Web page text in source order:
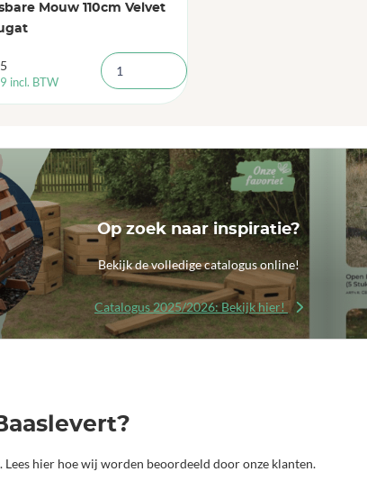
Mouw 110cm Velvet
incl. BTW
Op zoek naar inspiratie?
Bekijk de volledige catalogus online!
Catalogus 2025/2026: Bekijk hier!
hier hoe wij worden beoordeeld door onze klanten.